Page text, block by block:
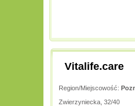
Vitalife.care
Region/Miejscowość:
Zwierzyniecka, 32/40